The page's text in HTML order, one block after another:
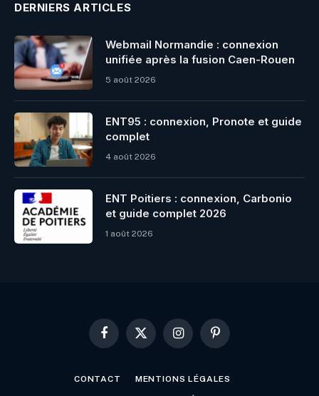
DERNIERS ARTICLES
Webmail Normandie : connexion
unifiée après la fusion Caen-Rouen
5 août 2026
ENT95 : connexion, Pronote et guide
complet
4 août 2026
ENT Poitiers : connexion, Carbonio
et guide complet 2026
1 août 2026
Facebook
X
InstagramPinterest
CONTACT MENTIONS LÉGALES